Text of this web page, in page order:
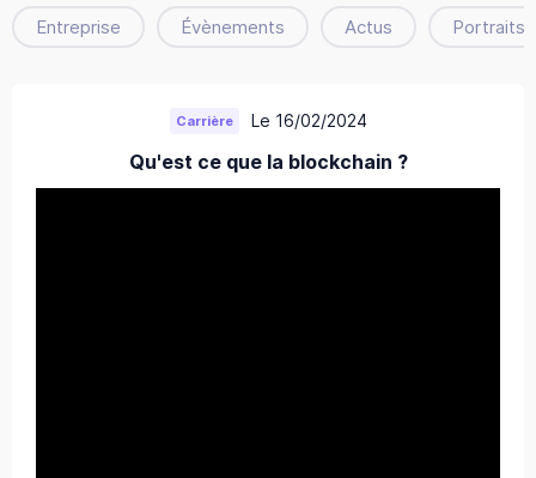
Entreprise Évènements Actus Portraits
Carrière Le 16/02/2024
Qu'est ce que la blockchain ?